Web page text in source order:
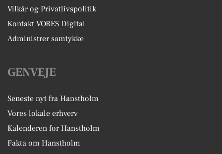
Vilkår og Privatlivspolitik
Kontakt VORES Digital
Administrer samtykke
GENVEJE
Seneste nyt fra Hanstholm
Vores lokale erhverv
Kalenderen for Hanstholm
Fakta om Hanstholm